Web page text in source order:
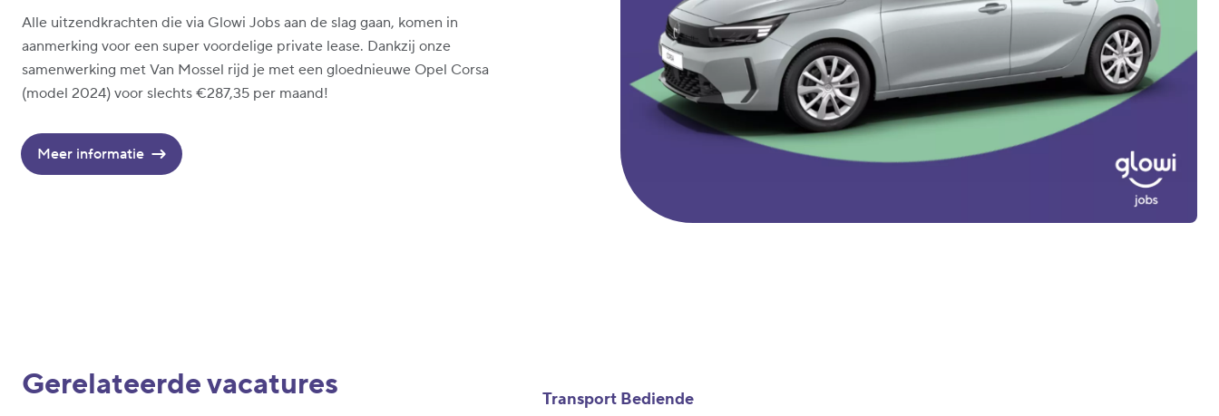
Alle uitzendkrachten die via Glowi Jobs aan de slag gaan, komen in
aanmerking voor een super voordelige private lease. Dankzij onze
samenwerking met Van Mossel rijd je met een gloednieuwe Opel Corsa
(model 2024) voor slechts €287,35 per maand!
Meer informatie
Gerelateerde vacatures Transport Bediende